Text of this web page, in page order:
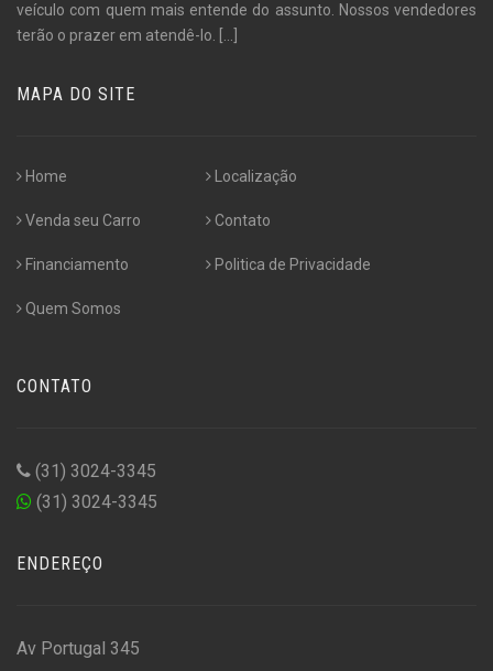
veículo com quem mais entende do assunto. Nossos vendedores
terão o prazer em atendê-lo. [...]
MAPA DO SITE
Home
Venda seu Carro
Financiamento
Quem Somos
Localização
Contato
Politica de Privacidade
CONTATO
(31) 3024-3345
(31) 3024-3345
ENDEREÇO
Av Portugal 345